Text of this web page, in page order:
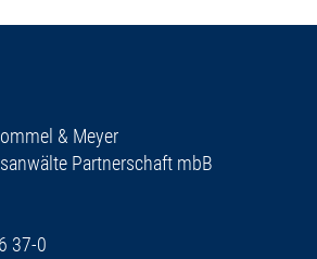
& Meyer
Partnerschaft mbB
37-0